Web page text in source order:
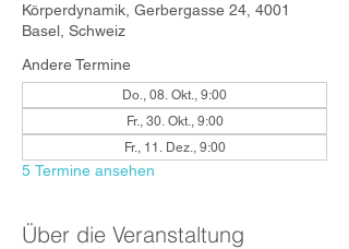
Körperdynamik, Gerbergasse 24, 4001
Basel, Schweiz
Andere Termine
Do., 08. Okt., 9:00
Fr., 30. Okt., 9:00
Fr., 11. Dez., 9:00
5 Termine ansehen
Über die Veranstaltung